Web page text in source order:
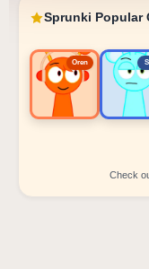
Sprunki Popular
Oren
Check
Sprunki